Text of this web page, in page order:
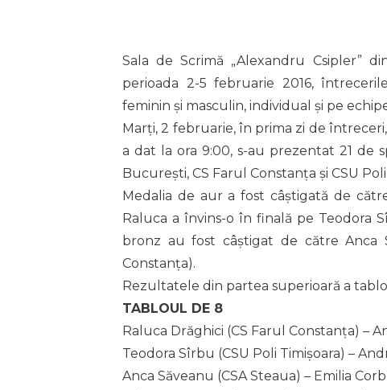
Sala de Scrimă „Alexandru Csipler”
perioada 2-5 februarie 2016,
feminin și masculin, individual și pe
Marți, 2 februarie, în prima zi de
a dat la ora 9:00, s-au prezentat 21 de
București, CS Farul Constanța și CSU
Medalia de aur a fost câștigată de
Raluca a învins-o în finală pe Teodora
bronz au fost câștigat de către Anca
Constanța).
Rezultatele din partea superioară a
TABLOUL DE 8
Raluca Drăghici (CS Farul Constanța) –
Teodora Sîrbu (CSU Poli Timișoara) –
Anca Săveanu (CSA Steaua) – Emilia